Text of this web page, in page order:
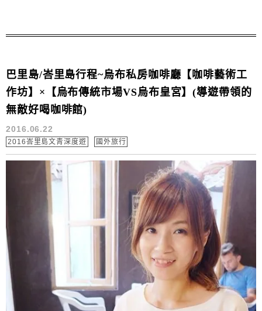
巴里島/峇里島行程~烏布私房咖啡廳【咖啡藝術工
作坊】×【烏布傳統市場VS烏布皇宮】(導遊帶領的
無敵好喝咖啡館)
2016.06.22
2016峇里島文青深度遊 國外旅行